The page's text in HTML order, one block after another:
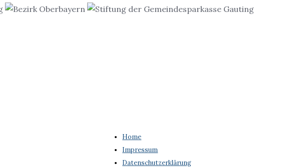
Home
Impressum
Datenschutzerklärung